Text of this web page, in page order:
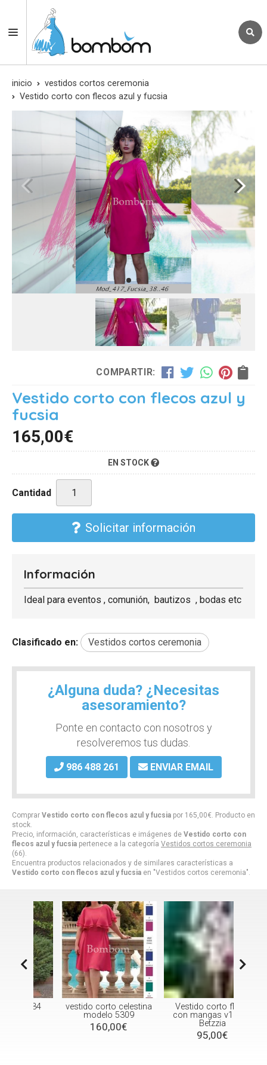
inicio
vestidos cortos ceremonia
Vestido corto con flecos azul y fucsia
COMPARTIR:
Vestido corto con flecos azul y
fucsia
165,00€
EN STOCK
Cantidad
Solicitar información
Comprar Vestido corto con flecos azul y fucsia por 165,00€. Producto en
stock.
Precio, información, características e imágenes de Vestido corto con
flecos azul y fucsia pertenece a la categoría Vestidos cortos ceremonia
(66).
Encuentra productos relacionados y de similares características a
Vestido corto con flecos azul y fucsia en "Vestidos cortos ceremonia".
Información
Ideal para eventos , comunión, bautizos , bodas etc
Clasificado en: Vestidos cortos ceremonia
¿Alguna duda? ¿Necesitas
asesoramiento?
Ponte en contacto con nosotros y
resolveremos tus dudas.
986 488 261 ENVIAR EMAIL
vestido corto celestina
modelo 5309
160,00€
Vestido corto floral
con mangas v19412
95,00€